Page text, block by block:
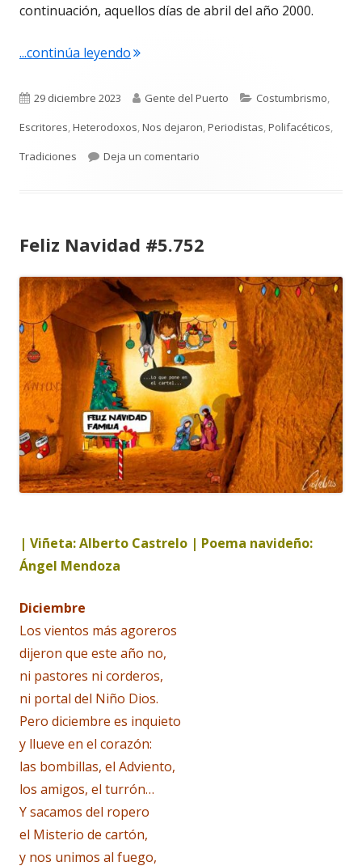
continuación, aquellos días de abril del año 2000.
...continúa leyendo"Antonio Burgos. El escritor y su
Publicado
el
29 diciembre 2023 Autor
Gente del Puerto Categorías
Costumbrismo
Escritores Heterodoxos Nos dejaron Periodistas Polifacéticos
Tradiciones
Deja un comentario
Feliz Navidad #5.752
| Viñeta: Alberto Castrelo | Poema navideño:
Ángel Mendoza
Diciembre
Los vientos más agoreros
dijeron que este año no,
ni pastores ni corderos,
ni portal del Niño Dios.
Pero diciembre es inquieto
y llueve en el corazón:
las bombillas, el Adviento,
los amigos, el turrón…
Y sacamos del ropero
el Misterio de cartón,
y nos unimos al fuego,